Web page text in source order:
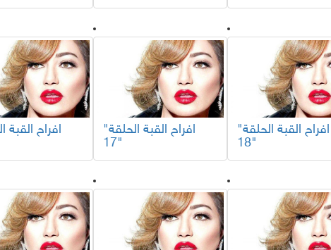
"افراح القبة الحلقة
18"
"افراح القبة الحلقة
17"